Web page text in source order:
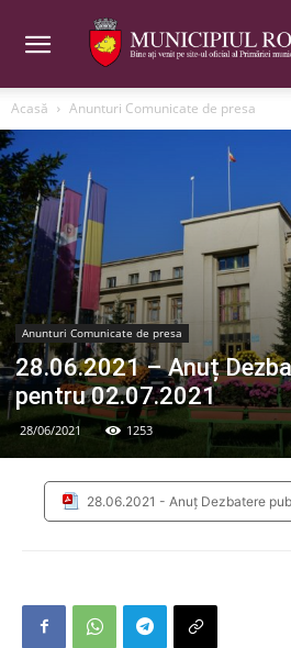
Acasă Anunturi Comunicate de presa
Anunturi Comunicate de presa
28.06.2021 – Anuț
pentru 02.07.2021
28/06/2021 1253
28.06.2021 - Anuț Dezbatere